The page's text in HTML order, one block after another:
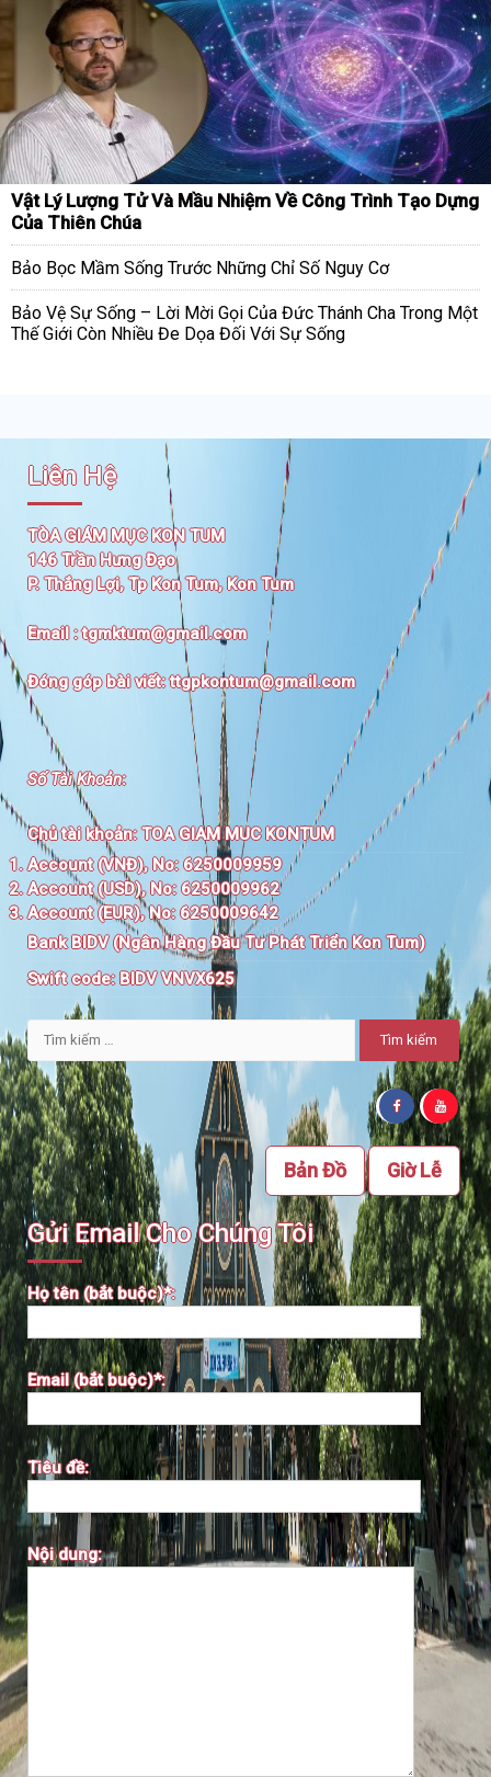
Vật Lý Lượng Tử Và Mầu Nhiệm Về Công Trình Tạo Dựng
Của Thiên Chúa
Bảo Bọc Mầm Sống Trước Những Chỉ Số Nguy Cơ
Bảo Vệ Sự Sống – Lời Mời Gọi Của Đức Thánh Cha Trong Một
Thế Giới Còn Nhiều Đe Dọa Đối Với Sự Sống
Liên Hệ
TÒA GIÁM MỤC KON TUM
146 Trần Hưng Đạo
P. Thắng Lợi, Tp Kon Tum, Kon Tum
Email :tgmktum@gmail.com
Đóng góp bài viết:ttgpkontum@gmail.com
Số Tài Khoản:
Chủ tài khoản:TOA GIAM MUC KONTUM
Account (VNĐ), No: 6250009959
Account (USD), No: 6250009962
Account (EUR), No: 6250009642
Bank BIDV (Ngân Hàng Đầu Tư Phát Triển Kon Tum)
Swift code:BIDV VNVX625
Tìm
kiếm
cho:
Giờ Lễ
Bản Đồ
Gửi Email Cho Chúng Tôi
Họ tên (bắt buộc)*:
Email (bắt buộc)*:
Tiêu đề:
Nội dung: